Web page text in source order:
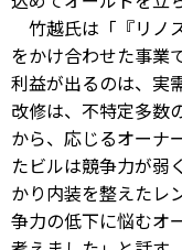
竹越氏は「『リノ
をかけ合わせた事業
利益が出るのは、実
改修は、不特定多数
から、応じるオーナ
たビルは競争力が弱
かり内装を整えたレ
争力の低下に悩むオ